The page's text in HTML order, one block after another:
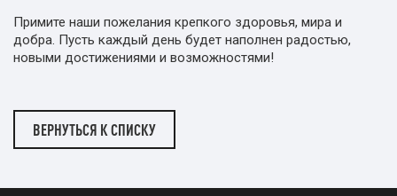
Примите наши пожелания крепкого здоровья, мира и
добра. Пусть каждый день будет наполнен радостью,
новыми достижениями и возможностями!
ВЕРНУТЬСЯ К СПИСКУ